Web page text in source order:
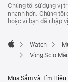
Chúng tôi sử dụng vị
nhanh hơn. Chúng tôi
hoặc vì bạn đã nhập
Apple
Watch
Vòng Solo
Mua Sắm và Tìm Hiểu